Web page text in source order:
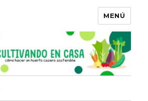
MENÚ